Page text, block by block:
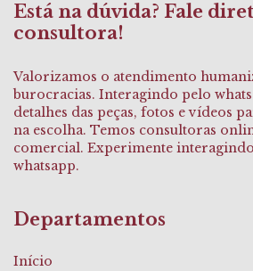
Está na dúvida? Fale
consultora!
Valorizamos o atendimento
burocracias. Interagindo pelo
detalhes das peças, fotos e vídeos
na escolha. Temos consultoras
comercial. Experimente
whatsapp.
Departamentos
Início